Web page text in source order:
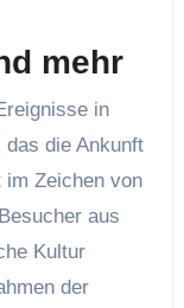
mehr
in
das die Ankunft
Zeichen von
aus
Kultur
der